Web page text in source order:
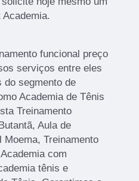
funcional preço
serviços entre eles
do segmento de
Academia de Tênis
Treinamento
Aula de
Moema, Treinamento
com
tênis e